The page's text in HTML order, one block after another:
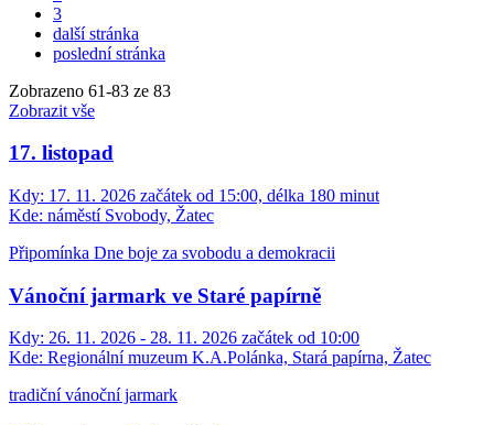
3
další stránka
poslední stránka
Zobrazeno 61-83 ze 83
Zobrazit vše
17. listopad
Kdy: 17. 11. 2026 začátek od 15:00, délka 180 minut
Kde: náměstí Svobody, Žatec
Připomínka Dne boje za svobodu a demokracii
Vánoční jarmark ve Staré papírně
Kdy: 26. 11. 2026 - 28. 11. 2026 začátek od 10:00
Kde: Regionální muzeum K.A.Polánka, Stará papírna, Žatec
tradiční vánoční jarmark